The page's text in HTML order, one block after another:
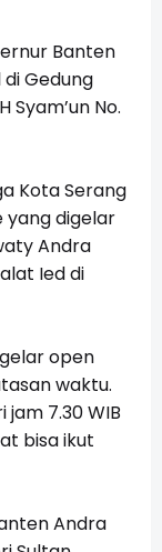
Banten
Gedung
Syam’un No.
Kota Serang
yang digelar
Andra
Ied di
open
waktu.
7.30 WIB
bisa ikut
Andra